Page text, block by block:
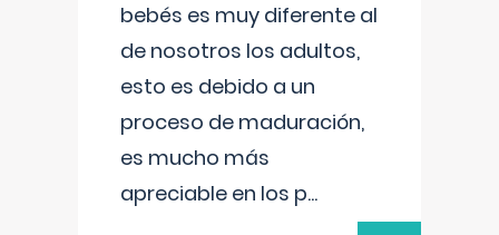
bebés es muy diferente al
de nosotros los adultos,
esto es debido a un
proceso de maduración,
es mucho más
apreciable en los p...